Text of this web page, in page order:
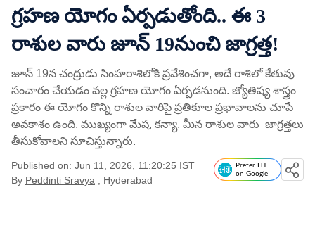
గ్రహణ యోగం ఏర్పడుతోంది.. ఈ 3
రాశుల వారు జూన్ 19నుంచి జాగ్రత్త!
జూన్ 19న చంద్రుడు సింహరాశిలోకి ప్రవేశించగా, అదే రాశిలో కేతువు
సంచారం చేయడం వల్ల గ్రహణ యోగం ఏర్పడనుంది. జ్యోతిష్య శాస్త్రం
ప్రకారం ఈ యోగం కొన్ని రాశుల వారిపై ప్రతికూల ప్రభావాలను చూపే
అవకాశం ఉంది. ముఖ్యంగా మేష, కన్యా, మీన రాశుల వారు జాగ్రత్తలు
తీసుకోవాలని సూచిస్తున్నారు.
Published on: Jun 11, 2026, 11:20:25 IST
By Peddinti Sravya , Hyderabad
Prefer HT
on Google